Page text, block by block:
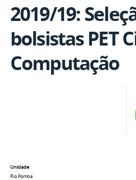
2019/19:
bolsistas PET
Computação
Unidade
Rio Pomba